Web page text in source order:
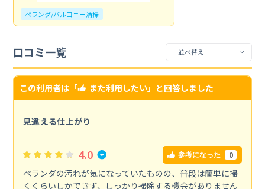
ベランダ/バルコニー清掃
口コミ一覧
この利用者は「 また利用したい」と回答しました
見違える仕上がり
4.0 参考になった 0
ベランダの汚れが気になっていたものの、普段は簡単に掃
くくらいしかできず、しっかり掃除する機会がありません